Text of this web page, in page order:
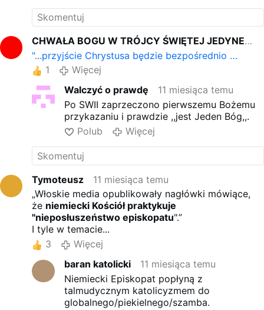
rzymską Dykasterią Nauki Wiary,
dostosowaną do niemieckiego
kontekstu".
Następnie włoskie media
że niemiecki Kościół praktykuje
"nieposłuszeństwo …
Więcej
CHWAŁA BOGU W TRÓJCY ŚWIĘTEJ JEDYNEMU
"...przyjście Chrystusa będzie bezpośrednio …
1
Więcej
Walczyć o prawdę
11 miesiąca temu
Po SWII zaprzeczono pierwszemu Bożemu
przykazaniu i prawdzie ,,jest Jeden Bóg,,.
Polub
Więcej
Tymoteusz
11 miesiąca temu
„Włoskie media opublikowały nagłówki mówiące,
że niemiecki Kościół praktykuje
"nieposłuszeństwo episkopatu".”
I tyle w temacie...
3
Więcej
baran katolicki
11 miesiąca temu
Niemiecki Episkopat popłyną z
talmudycznym katolicyzmem do
globalnego/piekielnego/szamba.